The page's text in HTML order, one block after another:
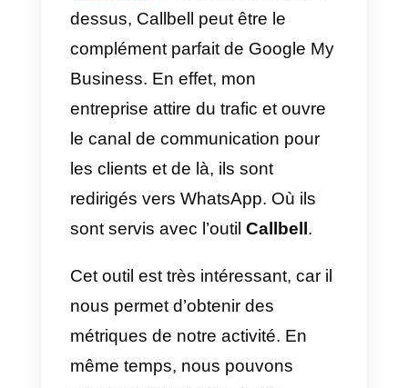
configurée. Ensuite, vous
interagir avec la personne et lui
envoyer votrelien WhatsApp
poursuivre la conversation là-bas
avec l’outil deCallbell
Qu’est-ce qu’un profil
Google Business et
comment le configurer?